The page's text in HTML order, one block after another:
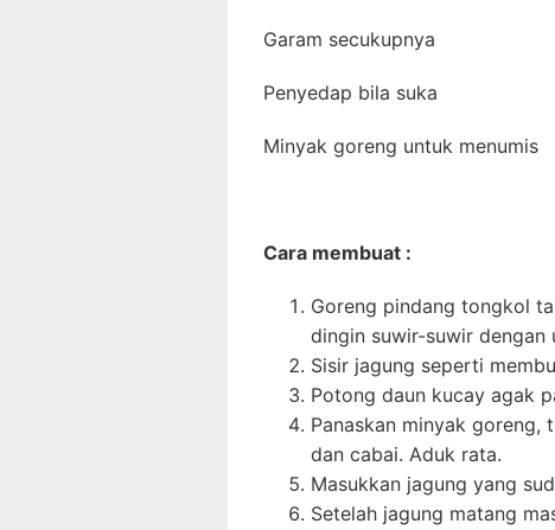
Garam secukupnya
Penyedap bila suka
Minyak goreng untuk menumis
Cara membuat :
Goreng pindang tongkol
dingin suwir-suwir dengan
Sisir jagung seperti
Potong daun kucay agak
Panaskan minyak goreng,
dan cabai. Aduk rata.
Masukkan jagung yang
Setelah jagung matang